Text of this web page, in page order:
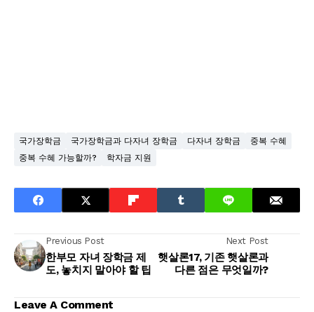
국가장학금 국가장학금과 다자녀 장학금 다자녀 장학금
중복 수혜
중복 수혜 가능할까?
학자금 지원
Previous Post
한부모 자녀 장학금 제
도, 놓치지 말아야 할 팁
Next Post
햇살론17, 기존 햇살론과
다른 점은 무엇일까?
Leave A Comment